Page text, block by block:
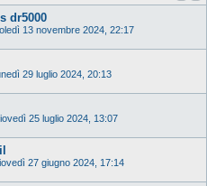
dr5000
13 novembre 2024, 22:17
29 luglio 2024, 20:13
25 luglio 2024, 13:07
27 giugno 2024, 17:14